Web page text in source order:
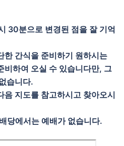
30분으로 변경된 점을 잘 기억
한 간식을 준비하기 원하시는
비하여 오실 수 있습니다만, 그
습니다.
음 지도를 참고하시고 찾아오시
당에서는 예배가 없습니다.